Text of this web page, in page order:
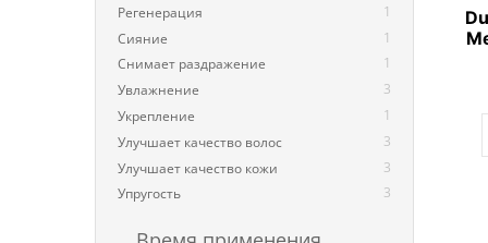
Регенерация
1
Сияние
1
Снимает раздражение
1
Увлажнение
3
Укрепление
1
Улучшает качество волос
3
Улучшает качество кожи
3
Упругость
3